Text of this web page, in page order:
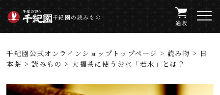
千紀園の読みもの
千紀園公式オンラインショップトップページ > 読み物 > 日
本茶 >読みもの > 大福茶に使うお水「若水」とは？